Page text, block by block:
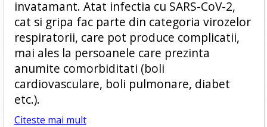
invatamant. Atat infectia cu SARS-CoV-2,
cat si gripa fac parte din categoria virozelor
respiratorii, care pot produce complicatii,
mai ales la persoanele care prezinta
anumite comorbiditati (boli
cardiovasculare, boli pulmonare, diabet
etc.).
Citeste mai mult